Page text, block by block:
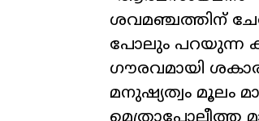
ശവമഞ്ചത്തിന്‌
പോലും പറയുന്ന
ഗൗരവമായി
മനുഷ്യത്വം മൂലം